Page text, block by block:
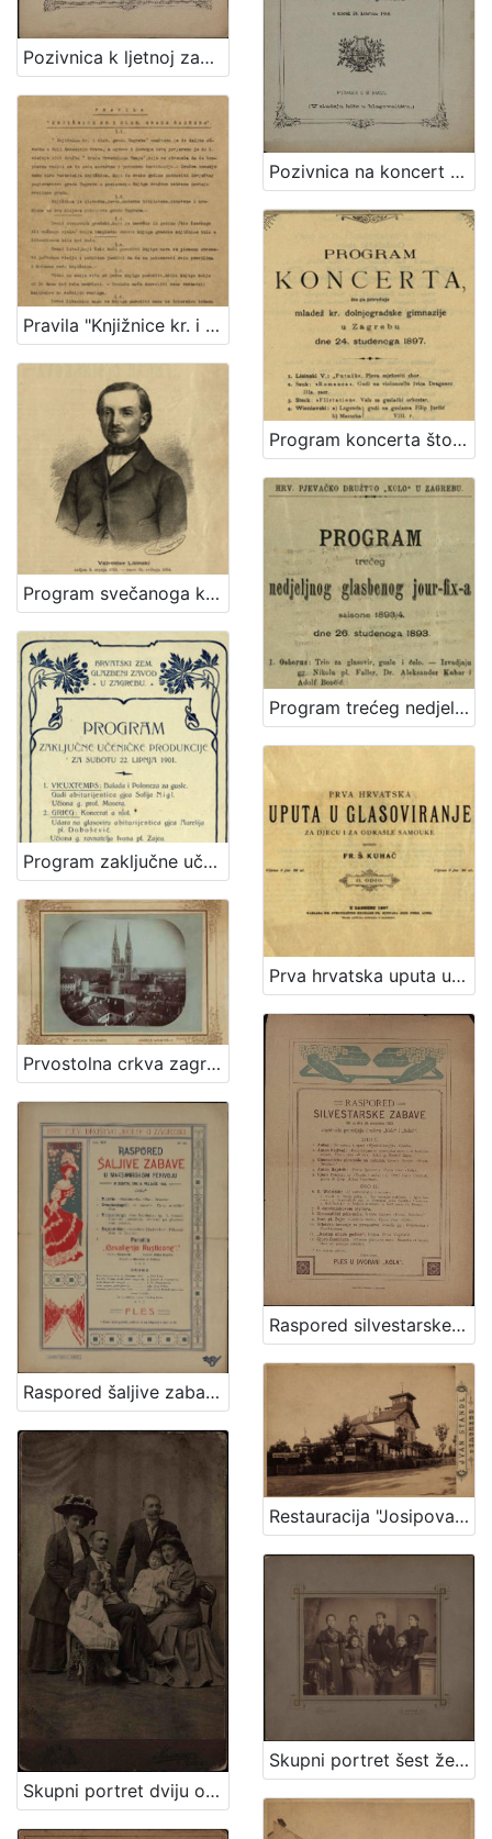
Pozivnica k ljetnoj zabavi što ju priredjuje hrv. pjevačko družtvo "Kolo" uz sudjelovanje glasbe c. kr. pješ. pukovnije Grofa Jelačića br. 69. u nedjelju dne 10. srpnja 1881. kod "Kamenitog stola"
Pozivnica na koncert što ga priredjuje hrv. pjevačko družtvo "Kolo" uz sudjelovanje glasbe c. kr. pješ. pukovnije grofa Jelačića br. 69. u bašći svratišta "K caru austrijskomu" u utorak 10. kolovoza 1880
Pravila "Knjižnice kr. i slob. grada Zagreba" / Knjižnica kr. i slob. grada Zagreba
Program koncerta što ga priređuje mladež kr. dolnjogradske gimnazije u Zagrebu dne 24. studenoga 1897.
Program svečanoga koncerta "Večer Lisinskova" : dne 15. prosinca 1893. / Hrvatsko pjevačko družtvo "Kolo" u Zagrebu ; sborovi i koncertom ravna družtveni artistički ravnatelj Nikola Faller, orkestrom c. i kr. pukovnije nadvojvode Leopolda br. 53. kapelnik Josip Dvor[ž]ak
Program trećeg nedjeljnog glasbenog jour-fix-a : saisone 1893/4 : dne 26. studenoga 1893. / Hrv. pjevačko družtvo "Kolo" u Zagrebu
Program zaključne učeničke produkcije za subotu 22. lipnja 1901. / Hrvatski zem. glazbeni zavod
Prva hrvatska uputa u glasoviranje : za djecu i odrasle samouke / sastavio Fr. Š. Kuhač
Prvostolna crkva zagrebačka / Atelier Mosinger
Raspored silvestarske zabave što ju dne 31. prosinca 1903. zajednički priredjuju društva "Kolo" i "Sokol"
Raspored šaljive zabave u Maksimirskom perivoju : u subotu dne 6. veljače 1904. / Hrv. pjev. društvo "Kolo" u Zagrebu
Restauracija "Josipovac" / Ivan Standl
Skupni portret dviju obitelji / Mosinger ; [izradio] Artistički zavod Mosinger
Skupni portret šest ženskih osoba / Lafranchini